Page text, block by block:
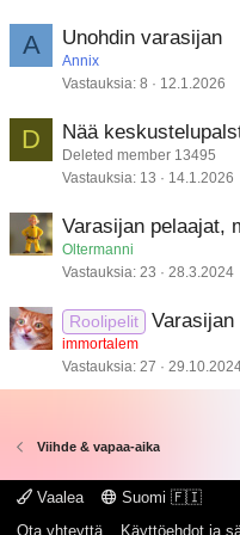
A Unohdin varasijan
Annix
Vastauksia 8 12.1.2026
D Nää
Deleted member 13495
Vastauksia 13 14.1.2026
Varasijan pelaajat,
Oltermanni
Vastauksia 23 28.3.2024
Roolipelit
immortalem
Vastauksia 27
Viihde & vapaa-aika
Vaalea
Suomi 🇫🇮
Ota yhteyttä
Käyttöehdot ja